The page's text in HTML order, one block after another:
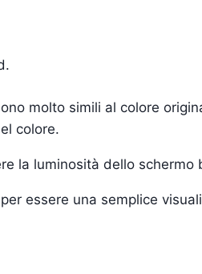
molto simili al colore
colore.
la luminosità dello schermo
essere una semplice